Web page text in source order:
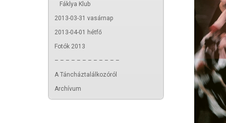
Fáklya Klub
2013-03-31 vasárnap
2013-04-01 hétfő
Fotók 2013
– – – – – – – – – – – –
A Táncháztalálkozóról
Archívum